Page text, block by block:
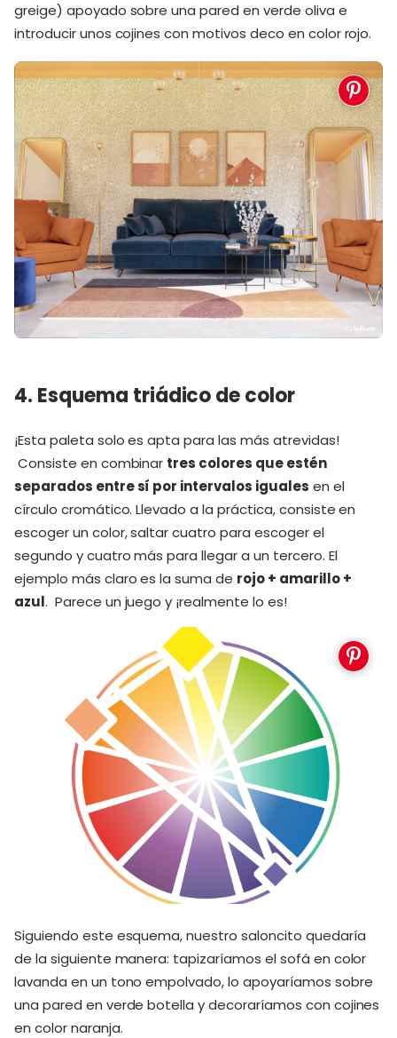
greige) apoyado sobre una pared en verde oliva e
introducir unos cojines con motivos deco en color rojo.
4. Esquema triádico de color
¡Esta paleta solo es apta para las más atrevidas!
Consiste en combinar tres colores que estén
separados entre sí por intervalos iguales en el
círculo cromático. Llevado a la práctica, consiste en
escoger un color, saltar cuatro para escoger el
segundo y cuatro más para llegar a un tercero. El
ejemplo más claro es la suma de rojo + amarillo +
azul. Parece un juego y ¡realmente lo es!
Siguiendo este esquema, nuestro saloncito quedaría
de la siguiente manera: tapizaríamos el sofá en color
lavanda en un tono empolvado, lo apoyaríamos sobre
una pared en verde botella y decoraríamos con cojines
en color naranja.